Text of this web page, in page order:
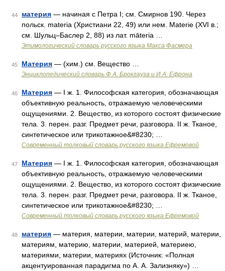
44 материя — начиная с Петра I; см. Смирнов 190. Через
польск. materia (Христиани 22, 49) или нем. Маtеriе (ХVI в.;
см. Шульц–Баслер 2, 88) из лат. māteria …
Этимологический словарь русского языка Макса Фасмера
45 Материя — (хим.) см. Вещество …
Энциклопедический словарь Ф.А. Брокгауза и И.А. Ефрона
46 Материя — I ж. 1. Философская категория, обозначающая
объективную реальность, отражаемую человеческими
ощущениями. 2. Вещество, из которого состоят физические
тела. 3. перен. разг. Предмет речи, разговора. II ж. Тканое,
синтетическое или трикотажное&#8230; …
Современный толковый словарь русского языка Ефремовой
47 Материя — I ж. 1. Философская категория, обозначающая
объективную реальность, отражаемую человеческими
ощущениями. 2. Вещество, из которого состоят физические
тела. 3. перен. разг. Предмет речи, разговора. II ж. Тканое,
синтетическое или трикотажное&#8230; …
Современный толковый словарь русского языка Ефремовой
48 материя — материя, материи, материи, материй, материи,
материям, материю, материи, материей, материею,
материями, материи, материях (Источник: «Полная
акцентуированная парадигма по А. А. Зализняку») …